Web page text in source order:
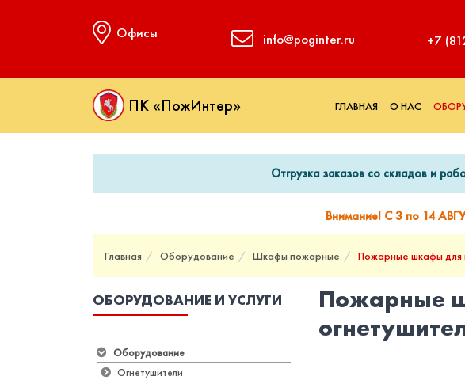
Офисы info@poginter.ru +7
ПК «ПожИнтер» ГЛАВНАЯ О НАС
Отгрузка заказов со складов и
Внимание! С 3 по 14
Главная Оборудование Шкафы пожарные Пожарные шкафы для
ОБОРУДОВАНИЕ И УСЛУГИ
Оборудование
Огнетушители
Пожарные